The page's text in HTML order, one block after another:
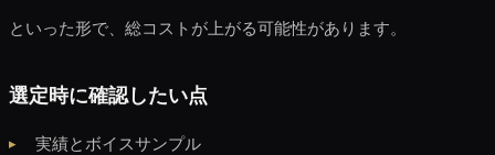
といった形で、総コストが上がる可能性があります。
選定時に確認したい点
実績とボイスサンプル